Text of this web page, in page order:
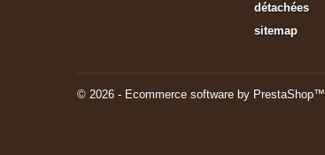
détachées
sitemap
© 2026 - Ecommerce software by PrestaShop™